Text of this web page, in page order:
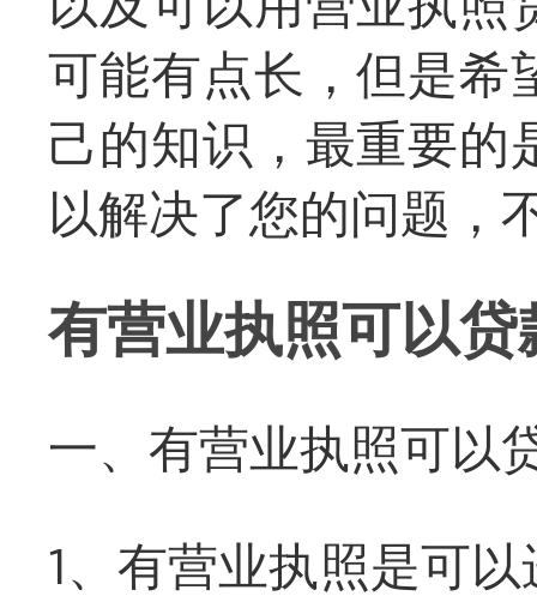
可能有点长，但是希
己的知识，最重要的
以解决了您的问题，
有营业执照可以贷
一、有营业执照可以
1、有营业执照是可